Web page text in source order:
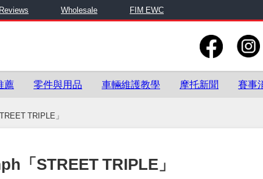
Reviews Wholesale FIM EWC
薦 零件與用品 車輛維護教學 摩托新聞 賽事
TRIPLE」
「STREET TRIPLE」